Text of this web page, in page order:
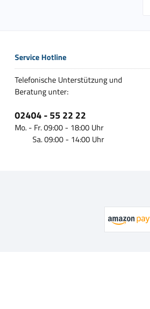
Service Hotline
Telefonische Unterstützung und
Beratung unter:
02404 - 55 22 22
Mo. - Fr. 09:00 - 18:00 Uhr
Sa. 09:00 - 14:00 Uhr